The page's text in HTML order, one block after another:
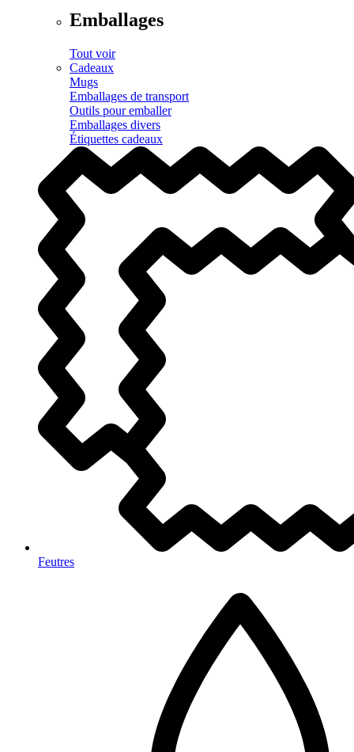
Emballages
Tout voir
Cadeaux
Mugs
Emballages de transport
Outils pour emballer
Emballages divers
Étiquettes cadeaux
Feutres